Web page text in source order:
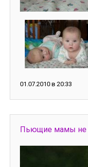
01.07.2010 в 20:33
Пьющие мамы не